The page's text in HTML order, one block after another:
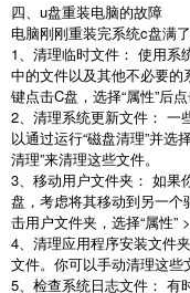
四、 u盘重装电脑的故障
电脑刚刚重装完系统c盘满
1、清理临时文件： 使用系
中的文件以及其他不必要
键点击C盘，选择“属性”后
2、清理系统更新文件： 一
以通过运行“磁盘清理”并选
清理”来清理这些文件。
3、移动用户文件夹： 如果
盘，考虑将其移动到另一个
击用户文件夹，选择“属性”
4、清理应用程序安装文件
文件。你可以手动清理这些
5、检查系统日志文件： 有